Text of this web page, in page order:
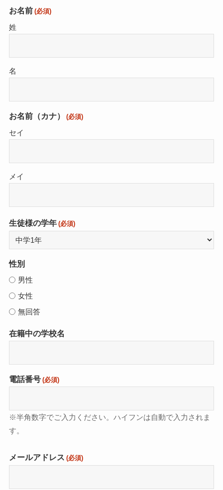
お名前 (必須)
姓
名
お名前（カナ） (必須)
セイ
メイ
生徒様の学年 (必須)
性別
男性
女性
無回答
在籍中の学校名
電話番号 (必須)
※半角数字でご入力ください。ハイフンは自動で入力されま
す。
メールアドレス (必須)